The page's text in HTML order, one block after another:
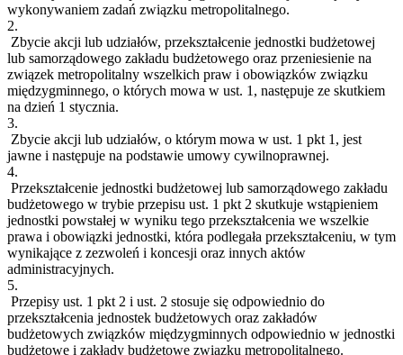
wykonywaniem zadań związku metropolitalnego.
2.
Zbycie akcji lub udziałów, przekształcenie jednostki budżetowej
lub samorządowego zakładu budżetowego oraz przeniesienie na
związek metropolitalny wszelkich praw i obowiązków związku
międzygminnego, o których mowa w ust. 1, następuje ze skutkiem
na dzień 1 stycznia.
3.
Zbycie akcji lub udziałów, o którym mowa w ust. 1 pkt 1, jest
jawne i następuje na podstawie umowy cywilnoprawnej.
4.
Przekształcenie jednostki budżetowej lub samorządowego zakładu
budżetowego w trybie przepisu ust. 1 pkt 2 skutkuje wstąpieniem
jednostki powstałej w wyniku tego przekształcenia we wszelkie
prawa i obowiązki jednostki, która podlegała przekształceniu, w tym
wynikające z zezwoleń i koncesji oraz innych aktów
administracyjnych.
5.
Przepisy ust. 1 pkt 2 i ust. 2 stosuje się odpowiednio do
przekształcenia jednostek budżetowych oraz zakładów
budżetowych związków międzygminnych odpowiednio w jednostki
budżetowe i zakłady budżetowe związku metropolitalnego.